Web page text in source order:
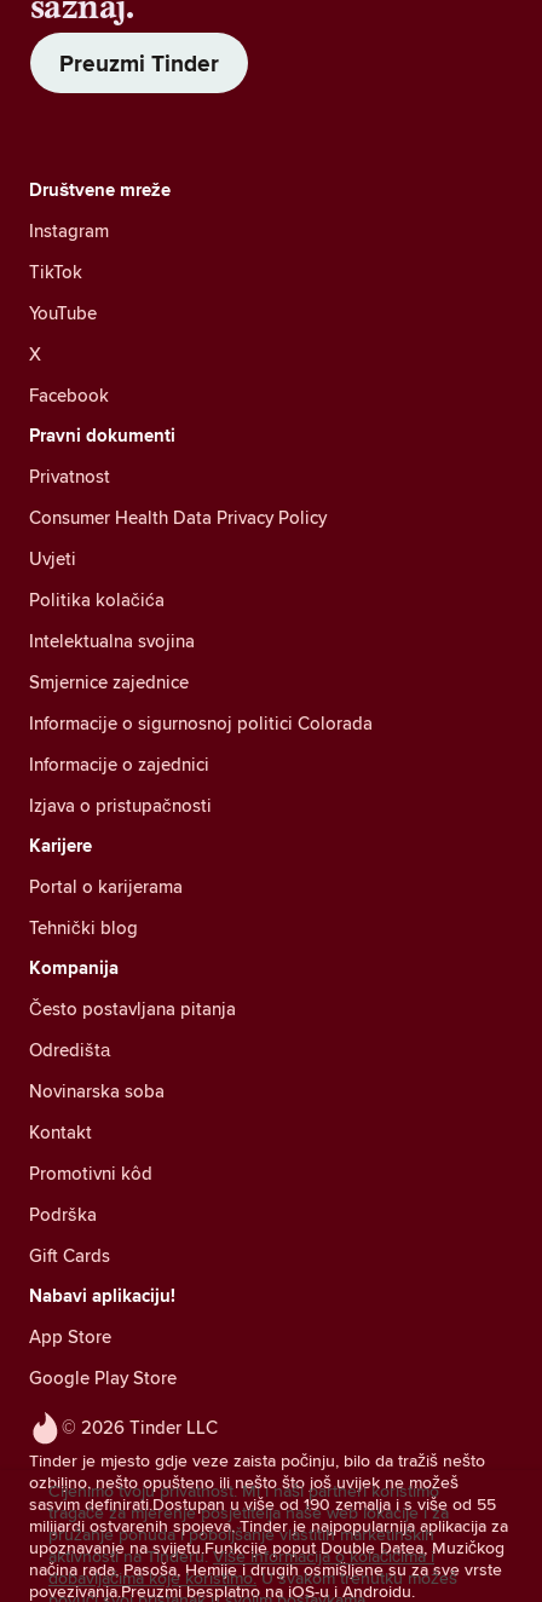
Preuzmi Tinder
© 2026 Tinder LLC
Tinder je mjesto gdje veze zaista počinju, bilo da tražiš nešto
ozbiljno, nešto opušteno ili nešto što još uvijek ne možeš
sasvim definirati.Dostupan u više od 190 zemalja i s više od 55
milijardi ostvarenih spojeva, Tinder je najpopularnija aplikacija za
upoznavanje na svijetu.Funkcije poput Double Datea, Muzičkog
načina rada, Pasoša, Hemije i drugih osmišljene su za sve vrste
povezivanja.Preuzmi besplatno na iOS-u i Androidu.
Društvene mreže
Instagram
TikTok
YouTube
X
Facebook
Pravni dokumenti
Privatnost
Consumer Health Data Privacy Policy
Uvjeti
Politika kolačića
Intelektualna svojina
Smjernice zajednice
Informacije o sigurnosnoj politici Colorada
Informacije o zajednici
Izjava o pristupačnosti
Karijere
Portal o karijerama
Tehnički blog
Kompanija
Često postavljana pitanja
Odredištа
Novinarska soba
Kontakt
Promotivni kôd
Podrška
Gift Cards
Nabavi aplikaciju!
App Store
Google Play Store
Cijenimo tvoju privatnost. Mi i naši partneri koristimo
tragače za mjerenje posjetitelja naše web lokacije i za
pružanje ponuda i poboljšanje vlastitih marketinških
aktivnosti na Tinderu. Više informacija o kolačićima i
dobavljačima koje koristimo. U svakom trenutku možeš